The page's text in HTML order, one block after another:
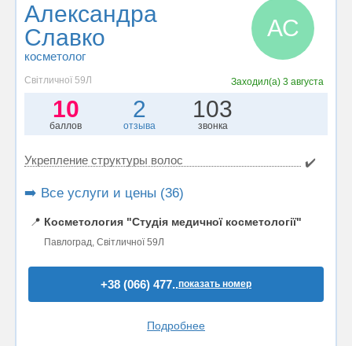
Александра
Славко
косметолог
АС
Світличної 59Л Заходил(а) 3 августа
10
баллов
2
отзыва
103
звонка
Укрепление структуры волос ✔️
➡️ Все услуги и цены (36)
📍 Косметология "Студія медичної косметології"
Павлоград, Світличної 59Л
+38 (066) 477..показать номер
Подробнее